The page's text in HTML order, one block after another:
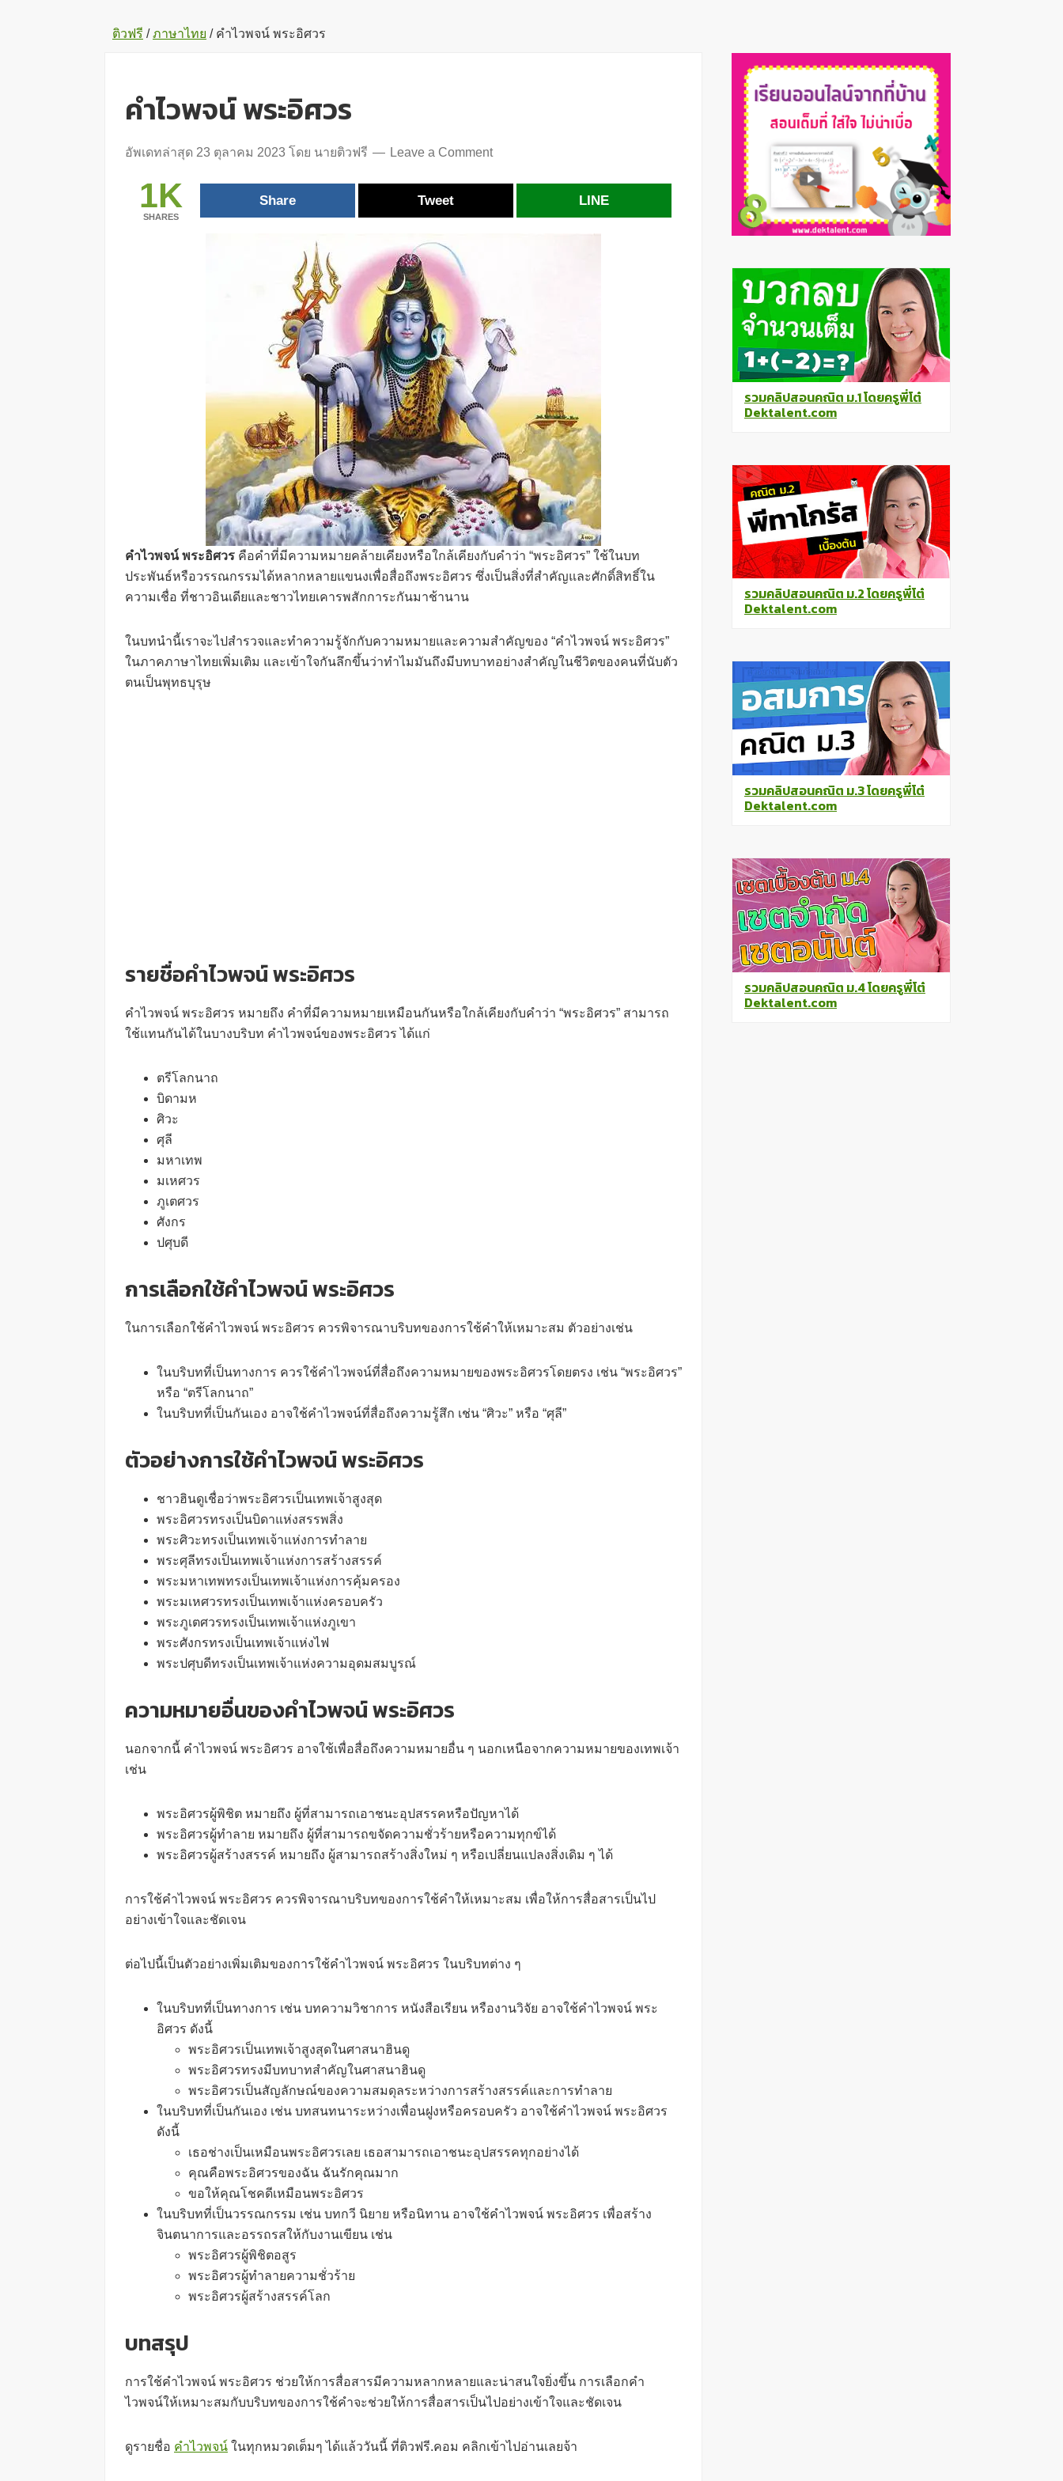
ติวฟรี / ภาษาไทย /คำไวพจน์ พระอิศวร
คำไวพจน์ พระอิศวร
อัพเดทล่าสุด 23 ตุลาคม 2023 โดย นายติวฟรี Leave a Comment
1K
SHARES
Share Tweet LINE
คำไวพจน์ พระอิศวร คือคำที่มีความหมายคล้ายเคียงหรือใกล้เคียงกับคำว่า “พระอิศวร” ใช้ในบท
ประพันธ์หรือวรรณกรรมได้หลากหลายแขนงเพื่อสื่อถึงพระอิศวร ซึ่งเป็นสิ่งที่สำคัญและศักดิ์สิทธิ์ใน
ความเชื่อ ที่ชาวอินเดียและชาวไทยเคารพสักการะกันมาช้านาน
ในบทนำนี้เราจะไปสำรวจและทำความรู้จักกับความหมายและความสำคัญของ “คำไวพจน์ พระอิศวร”
ในภาคภาษาไทยเพิ่มเติม และเข้าใจกันลึกขึ้นว่าทำไมมันถึงมีบทบาทอย่างสำคัญในชีวิตของคนที่นับตัว
ตนเป็นพุทธบุรุษ
รายชื่อคำไวพจน์ พระอิศวร
คำไวพจน์ พระอิศวร หมายถึง คำที่มีความหมายเหมือนกันหรือใกล้เคียงกับคำว่า “พระอิศวร” สามารถ
ใช้แทนกันได้ในบางบริบท คำไวพจน์ของพระอิศวร ได้แก่
ตรีโลกนาถ
บิดามห
ศิวะ
ศุลี
มหาเทพ
มเหศวร
ภูเตศวร
ศังกร
ปศุบดี
การเลือกใช้คำไวพจน์ พระอิศวร
ในการเลือกใช้คำไวพจน์ พระอิศวร ควรพิจารณาบริบทของการใช้คำให้เหมาะสม ตัวอย่างเช่น
ในบริบทที่เป็นทางการ ควรใช้คำไวพจน์ที่สื่อถึงความหมายของพระอิศวรโดยตรง เช่น “พระอิศวร”
หรือ “ตรีโลกนาถ”
ในบริบทที่เป็นกันเอง อาจใช้คำไวพจน์ที่สื่อถึงความรู้สึก เช่น “ศิวะ” หรือ “ศุลี”
ตัวอย่างการใช้คำไวพจน์ พระอิศวร
ชาวฮินดูเชื่อว่าพระอิศวรเป็นเทพเจ้าสูงสุด
พระอิศวรทรงเป็นบิดาแห่งสรรพสิ่ง
พระศิวะทรงเป็นเทพเจ้าแห่งการทำลาย
พระศุลีทรงเป็นเทพเจ้าแห่งการสร้างสรรค์
พระมหาเทพทรงเป็นเทพเจ้าแห่งการคุ้มครอง
พระมเหศวรทรงเป็นเทพเจ้าแห่งครอบครัว
พระภูเตศวรทรงเป็นเทพเจ้าแห่งภูเขา
พระศังกรทรงเป็นเทพเจ้าแห่งไฟ
พระปศุบดีทรงเป็นเทพเจ้าแห่งความอุดมสมบูรณ์
ความหมายอื่นของคำไวพจน์ พระอิศวร
นอกจากนี้ คำไวพจน์ พระอิศวร อาจใช้เพื่อสื่อถึงความหมายอื่น ๆ นอกเหนือจากความหมายของเทพเจ้า
เช่น
พระอิศวรผู้พิชิต หมายถึง ผู้ที่สามารถเอาชนะอุปสรรคหรือปัญหาได้
พระอิศวรผู้ทำลาย หมายถึง ผู้ที่สามารถขจัดความชั่วร้ายหรือความทุกข์ได้
พระอิศวรผู้สร้างสรรค์ หมายถึง ผู้สามารถสร้างสิ่งใหม่ ๆ หรือเปลี่ยนแปลงสิ่งเดิม ๆ ได้
การใช้คำไวพจน์ พระอิศวร ควรพิจารณาบริบทของการใช้คำให้เหมาะสม เพื่อให้การสื่อสารเป็นไป
อย่างเข้าใจและชัดเจน
ต่อไปนี้เป็นตัวอย่างเพิ่มเติมของการใช้คำไวพจน์ พระอิศวร ในบริบทต่าง ๆ
ในบริบทที่เป็นทางการ เช่น บทความวิชาการ หนังสือเรียน หรืองานวิจัย อาจใช้คำไวพจน์ พระ
อิศวร ดังนี้
พระอิศวรเป็นเทพเจ้าสูงสุดในศาสนาฮินดู
พระอิศวรทรงมีบทบาทสำคัญในศาสนาฮินดู
พระอิศวรเป็นสัญลักษณ์ของความสมดุลระหว่างการสร้างสรรค์และการทำลาย
ในบริบทที่เป็นกันเอง เช่น บทสนทนาระหว่างเพื่อนฝูงหรือครอบครัว อาจใช้คำไวพจน์ พระอิศวร
ดังนี้
เธอช่างเป็นเหมือนพระอิศวรเลย เธอสามารถเอาชนะอุปสรรคทุกอย่างได้
คุณคือพระอิศวรของฉัน ฉันรักคุณมาก
ขอให้คุณโชคดีเหมือนพระอิศวร
ในบริบทที่เป็นวรรณกรรม เช่น บทกวี นิยาย หรือนิทาน อาจใช้คำไวพจน์ พระอิศวร เพื่อสร้าง
จินตนาการและอรรถรสให้กับงานเขียน เช่น
พระอิศวรผู้พิชิตอสูร
พระอิศวรผู้ทำลายความชั่วร้าย
พระอิศวรผู้สร้างสรรค์โลก
บทสรุป
การใช้คำไวพจน์ พระอิศวร ช่วยให้การสื่อสารมีความหลากหลายและน่าสนใจยิ่งขึ้น การเลือกคำ
ไวพจน์ให้เหมาะสมกับบริบทของการใช้คำจะช่วยให้การสื่อสารเป็นไปอย่างเข้าใจและชัดเจน
ดูรายชื่อ คำไวพจน์ ในทุกหมวดเต็มๆ ได้แล้ววันนี้ ที่ติวฟรี.คอม คลิกเข้าไปอ่านเลยจ้า
Primary
Sidebar
รวมคลิปสอนคณิต ม.1 โดยครูพี่โต๋
Dektalent.com
รวมคลิปสอนคณิต ม.2 โดยครูพี่โต๋
Dektalent.com
รวมคลิปสอนคณิต ม.3 โดยครูพี่โต๋
Dektalent.com
รวมคลิปสอนคณิต ม.4 โดยครูพี่โต๋
Dektalent.com